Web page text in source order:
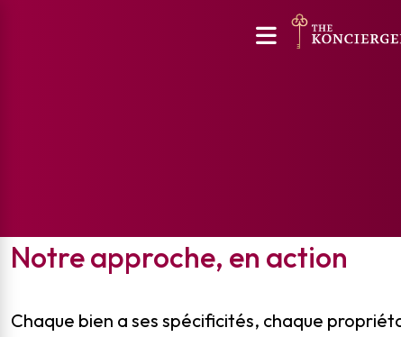
Notre approche, en action
Chaque bien a ses spécificités, chaque